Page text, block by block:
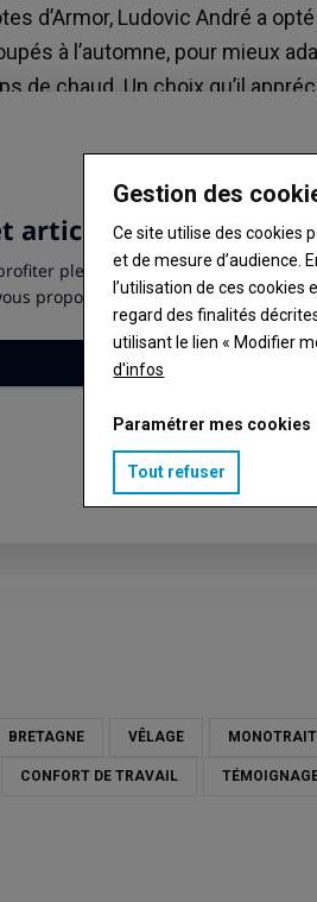
d’Armor, Ludovic André a
à l’automne, pour mieux
de chaud. Un choix qu’il
BRETAGNE VÊLAGE
CONFORT DE TRAVAIL
Gestion des
Ce site utilise des cookies
et de mesure d’audience.
l’utilisation de ces
regard des finalités
utilisant le lien « Modifier
d'infos
Paramétrer mes cookies
Tout refuser